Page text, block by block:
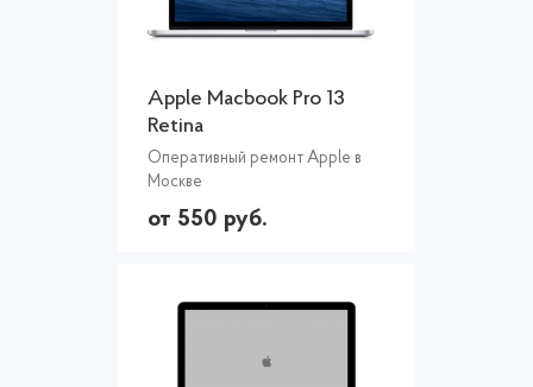
Apple Macbook Pro 13
Retina
Оперативный ремонт Apple в
Москве
от 550 руб.